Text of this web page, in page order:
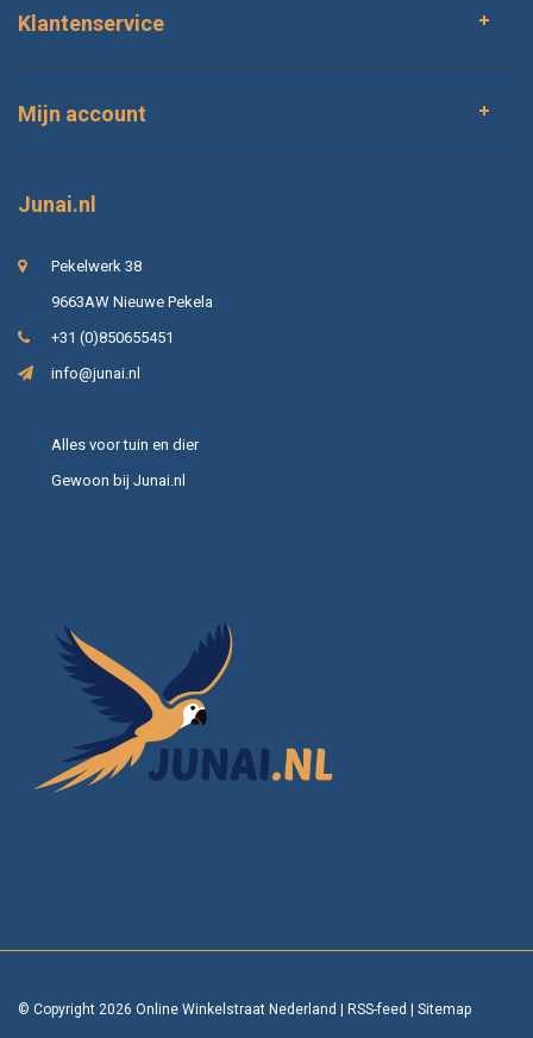
Klantenservice
Mijn account
Junai.nl
Pekelwerk 38
9663AW Nieuwe Pekela
+31 (0)850655451
info@junai.nl
Alles voor tuin en dier
Gewoon bij Junai.nl
© Copyright 2026 Online Winkelstraat Nederland RSS-feed Sitemap